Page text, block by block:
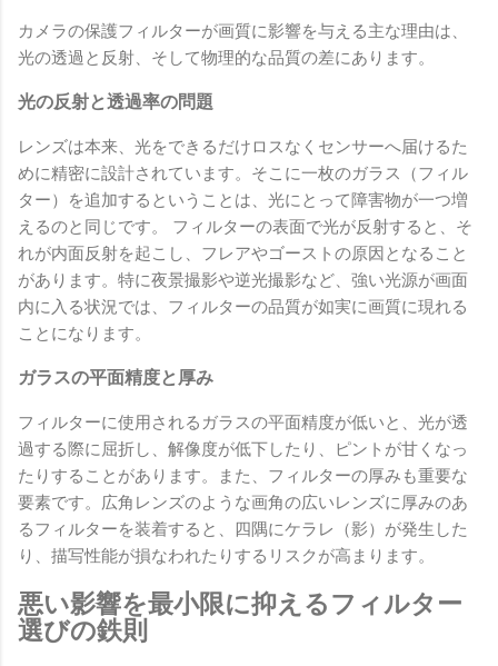
カメラの保護フィルターが画質に影響を与える主な理由は、
光の透過と反射、そして物理的な品質の差にあります。
光の反射と透過率の問題
レンズは本来、光をできるだけロスなくセンサーへ届けるた
めに精密に設計されています。そこに一枚のガラス（フィル
ター）を追加するということは、光にとって障害物が一つ増
えるのと同じです。 フィルターの表面で光が反射すると、そ
れが内面反射を起こし、フレアやゴーストの原因となること
があります。特に夜景撮影や逆光撮影など、強い光源が画面
内に入る状況では、フィルターの品質が如実に画質に現れる
ことになります。
ガラスの平面精度と厚み
フィルターに使用されるガラスの平面精度が低いと、光が透
過する際に屈折し、解像度が低下したり、ピントが甘くなっ
たりすることがあります。また、フィルターの厚みも重要な
要素です。広角レンズのような画角の広いレンズに厚みのあ
るフィルターを装着すると、四隅にケラレ（影）が発生した
り、描写性能が損なわれたりするリスクが高まります。
悪い影響を最小限に抑えるフィルター
選びの鉄則